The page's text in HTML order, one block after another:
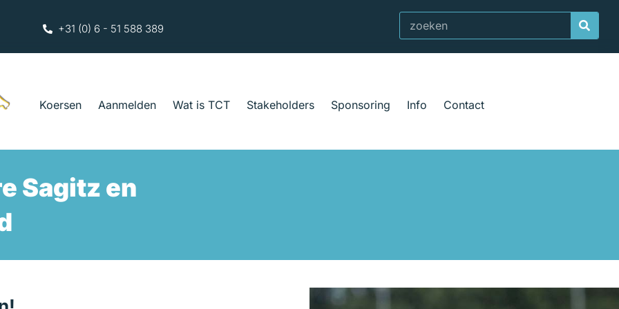
+31 (0) 6 - 51 588 389 Zoeken
Koersen Aanmelden Wat is TCT Stakeholders Sponsoring Info Contact
Sagitz en